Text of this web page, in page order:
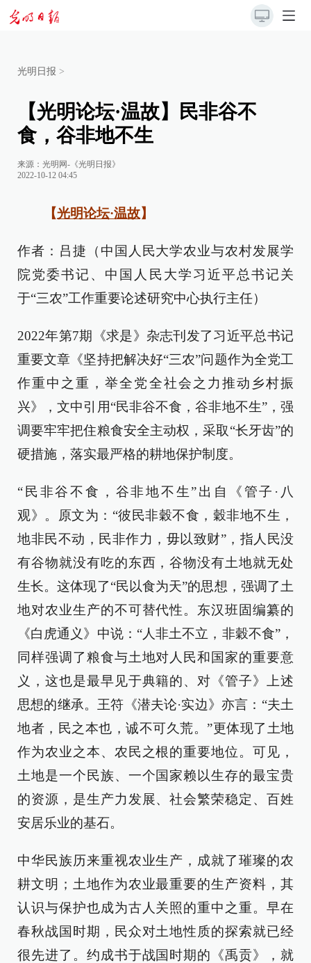
光明日报 >
【光明论坛·温故】民非谷不
食，谷非地不生
来源： 光明网-《光明日报》
2022-10-12 04:45
【光明论坛·温故】
作者：吕捷（中国人民大学农业与农村发展学
院党委书记、中国人民大学习近平总书记关
于“三农”工作重要论述研究中心执行主任）
2022年第7期《求是》杂志刊发了习近平总书记
重要文章《坚持把解决好“三农”问题作为全党工
作重中之重，举全党全社会之力推动乡村振
兴》，文中引用“民非谷不食，谷非地不生”，强
调要牢牢把住粮食安全主动权，采取“长牙齿”的
硬措施，落实最严格的耕地保护制度。
“民非谷不食，谷非地不生”出自《管子·八
观》。原文为：“彼民非穀不食，穀非地不生，
地非民不动，民非作力，毋以致财”，指人民没
有谷物就没有吃的东西，谷物没有土地就无处
生长。这体现了“民以食为天”的思想，强调了土
地对农业生产的不可替代性。东汉班固编纂的
《白虎通义》中说：“人非土不立，非穀不食”，
同样强调了粮食与土地对人民和国家的重要意
义，这也是最早见于典籍的、对《管子》上述
思想的继承。王符《潜夫论·实边》亦言：“夫土
地者，民之本也，诚不可久荒。”更体现了土地
作为农业之本、农民之根的重要地位。可见，
土地是一个民族、一个国家赖以生存的最宝贵
的资源，是生产力发展、社会繁荣稳定、百姓
安居乐业的基石。
中华民族历来重视农业生产，成就了璀璨的农
耕文明；土地作为农业最重要的生产资料，其
认识与保护也成为古人关照的重中之重。早在
春秋战国时期，民众对土地性质的探索就已经
很先进了。约成书于战国时期的《禹贡》，就